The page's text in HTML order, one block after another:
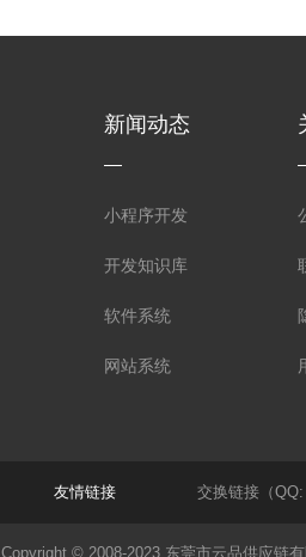
新闻动态
小程序开发
开发知识库
软件系统
网站系统
友情链接 交换链接（QQ:
Copyright © 2008-2023 东莞市云品供应链